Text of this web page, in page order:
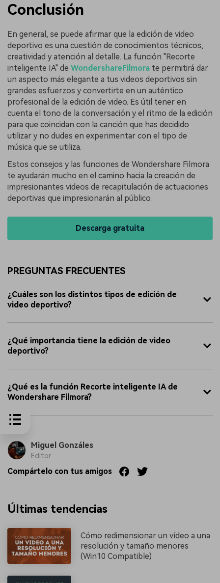
Conclusión
En general, se puede afirmar que la edición de video
deportivo es una cuestión de conocimientos técnicos,
creatividad y atención al detalle. La función "Recorte
inteligente IA" de WondershareFilmora te permitirá dar
un aspecto más elegante a tus videos deportivos sin
grandes esfuerzos y convertirte en un auténtico
profesional de la edición de video. Es útil tener en
cuenta el tono de la conversación y el ritmo de la edición
para que coincidan con la canción que has decidido
utilizar y no dudes en experimentar con el tipo de
música que se utiliza.
Estos consejos y las funciones de Wondershare Filmora
te ayudarán mucho en el camino hacia la creación de
impresionantes videos de recapitulación de actuaciones
deportivas que impresionarán al público.
Descarga gratuita
PREGUNTAS FRECUENTES
¿Cuáles son los distintos tipos de edición de
video deportivo?
¿Qué importancia tiene la edición de video
deportivo?
¿Qué es la función Recorte inteligente IA de
Wondershare Filmora?
Miguel Gonzáles
Editor
Compártelo con tus amigos
Últimas tendencias
Cómo redimensionar un vídeo a una
resolución y tamaño menores
(Win10 Compatible)